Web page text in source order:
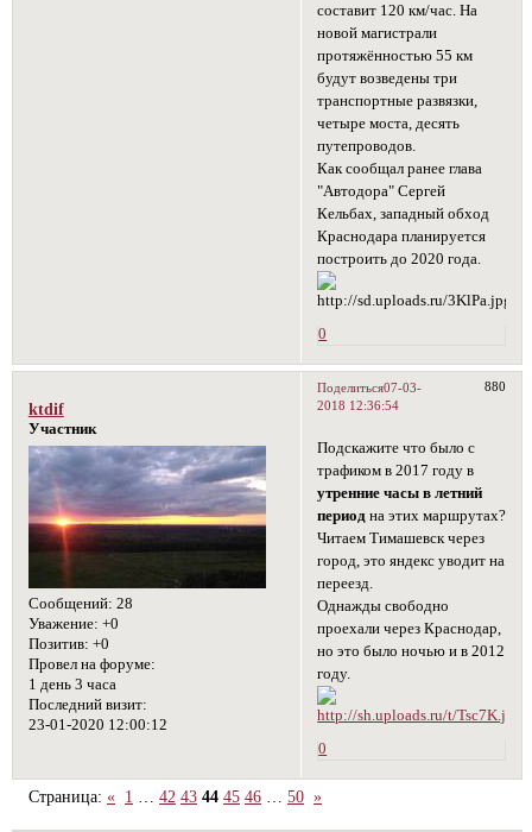
составит 120 км/час. На
новой магистрали
протяжённостью 55 км
будут возведены три
транспортные развязки,
четыре моста, десять
путепроводов.
Как сообщал ранее глава
"Автодора" Сергей
Кельбах, западный обход
Краснодара планируется
построить до 2020 года.
0
Поделиться 880
07-03-
2018 12:36:54
ktdif
Участник
Сообщений: 28
Уважение: +0
Позитив: +0
Провел на форуме:
1 день 3 часа
Последний визит:
23-01-2020 12:00:12
Подскажите что было с
трафиком в 2017 году в
утренние часы в летний
период на этих маршрутах?
Читаем Тимашевск через
город, это яндекс уводит на
переезд.
Однажды свободно
проехали через Краснодар,
но это было ночью и в 2012
году.
0
Страница:« 1 42 43 44 45 46 50 »